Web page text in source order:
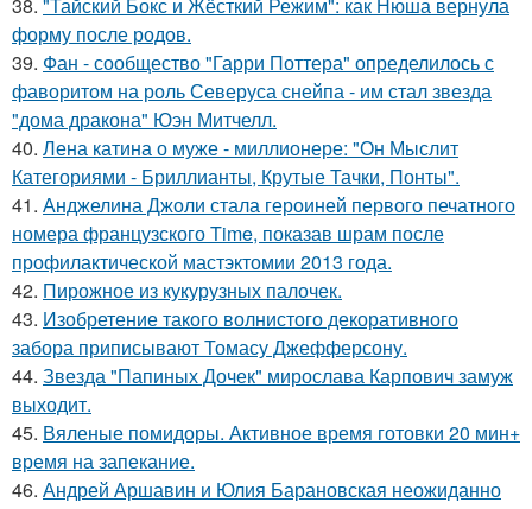
форму после родов.
39. Фан - сообщество "Гарри Поттера" определилось с
фаворитом на роль Северуса снейпа - им стал звезда
"дома дракона" Юэн Митчелл.
40. Лена катина о муже - миллионере: "Он Мыслит
Категориями - Бриллианты, Крутые Тачки, Понты".
41. Анджелина Джоли стала героиней первого печатного
номера французского Time, показав шрам после
профилактической мастэктомии 2013 года.
42. Пирожное из кукурузных палочек.
43. Изобретение такого волнистого декоративного
забора приписывают Томасу Джефферсону.
44. Звезда "Папиных Дочек" мирослава Карпович замуж
выходит.
45. Вяленые помидоры. Активное время готовки 20 мин+
время на запекание.
46. Андрей Аршавин и Юлия Барановская неожиданно